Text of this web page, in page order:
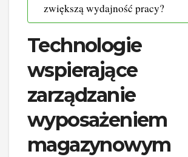
zwiększą wydajność pracy?
Technologie
wspierające
zarządzanie
wyposażeniem
magazynowym